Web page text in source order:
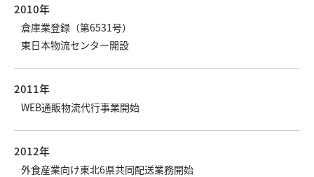
2010年
倉庫業登録（第6531号）
東日本物流センター開設
2011年
WEB通販物流代行事業開始
2012年
外食産業向け東北6県共同配送業務開始